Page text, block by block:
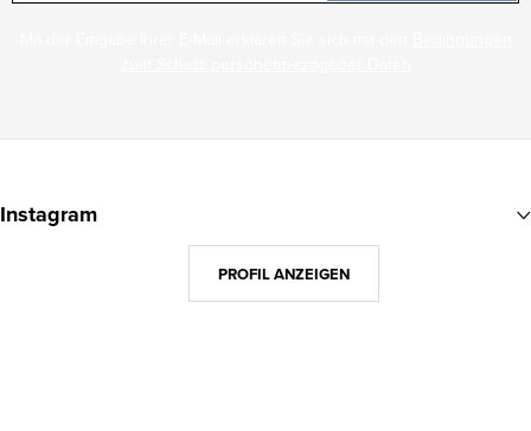
uInstagram
PROFIL ANZEIGEN